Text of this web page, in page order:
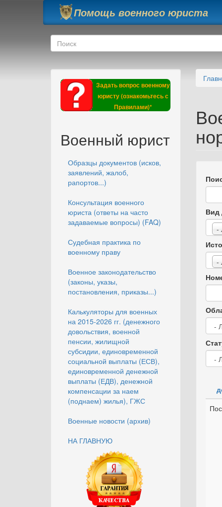
Перейти к основному содержанию
Помощь военного юриста
Форма поиска
Поиск
Задать вопрос военному
юристу (ознакомьтесь с
Правилами)*
Военный юрист
Образцы документов (исков,
заявлений, жалоб,
рапортов...)
Консультация военного
юриста (ответы на часто
задаваемые вопросы) (FAQ)
Судебная практика по
военному праву
Военное законодательство
(законы, указы,
постановления, приказы...)
Калькуляторы для военных
на 2015-2026 гг. (денежного
довольствия, военной
пенсии, жилищной
субсидии, единовременной
социальной выплаты (ЕСВ),
единовременной денежной
выплаты (ЕДВ), денежной
компенсации за наем
(поднаем) жилья), ГЖС
Военные новости (архив)
НА ГЛАВНУЮ
Вид
-
-